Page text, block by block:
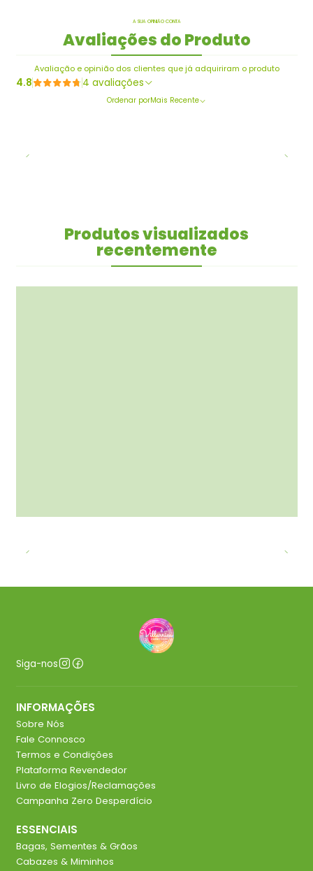
A SUA OPINIÃO CONTA
Avaliações do Produto
Avaliação e opinião dos clientes que já adquiriram o produto
4.8 4 avaliações
Ordenar porMais Recente
Produtos visualizados
recentemente
Siga-nos
INFORMAÇÕES
Sobre Nós
Fale Connosco
Termos e Condições
Plataforma Revendedor
Livro de Elogios/Reclamações
Campanha Zero Desperdício
ESSENCIAIS
Bagas, Sementes & Grãos
Cabazes & Miminhos